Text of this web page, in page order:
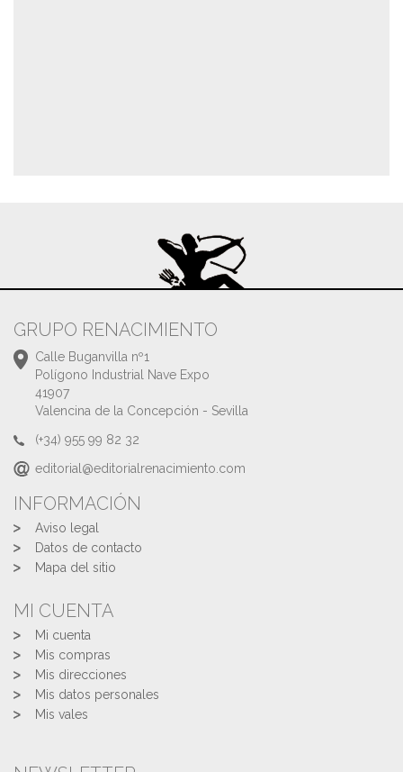
GRUPO RENACIMIENTO
Calle Buganvilla nº1
Polígono Industrial Nave Expo
41907
Valencina de la Concepción - Sevilla
(+34) 955 99 82 32
editorial@editorialrenacimiento.com
INFORMACIÓN
Aviso legal
Datos de contacto
Mapa del sitio
MI CUENTA
Mi cuenta
Mis compras
Mis direcciones
Mis datos personales
Mis vales